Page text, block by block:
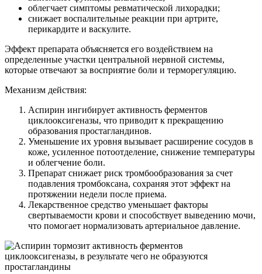
облегчает симптомы ревматической лихорадки;
снижает воспалительные реакции при артрите,
перикардите и васкулите.
Эффект препарата объясняется его воздействием на
определенные участки центральной нервной системы,
которые отвечают за восприятие боли и терморегуляцию.
Механизм действия:
Аспирин ингибирует активность ферментов
циклооксигеназы, что приводит к прекращению
образования простагландинов.
Уменьшение их уровня вызывает расширение сосудов в
коже, усиленное потоотделение, снижение температуры
и облегчение боли.
Препарат снижает риск тромбообразования за счет
подавления тромбоксана, сохраняя этот эффект на
протяжении недели после приема.
Лекарственное средство уменьшает факторы
свертываемости крови и способствует выведению мочи,
что помогает нормализовать артериальное давление.